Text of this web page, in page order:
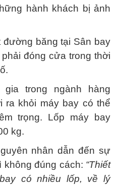
hành khách bị ảnh
đường băng tại Sân bay
đóng cửa trong thời
trong ngành hàng
ra khỏi máy bay có thể
trọng. Lốp máy bay
kg.
nhân dẫn đến sự
không đúng cách: “Thiết
có nhiều lốp, về lý